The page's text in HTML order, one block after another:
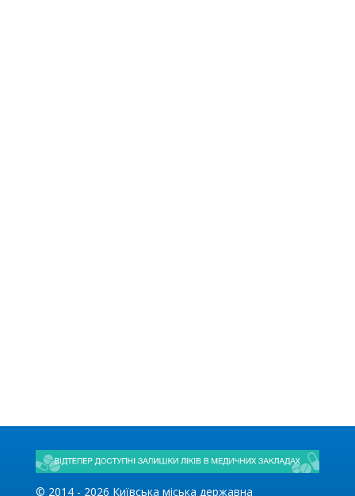
© 2014 - 2026 Київська міська державна